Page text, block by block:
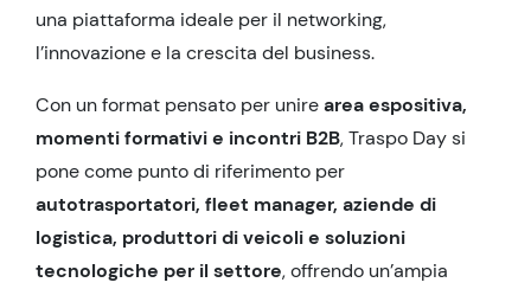
una piattaforma ideale per il networking,
l’innovazione e la crescita del business.
Con un format pensato per unirearea espositiva,
momenti formativi e incontri B2B, Traspo Day si
pone come punto di riferimento per
autotrasportatori, fleet manager, aziende di
logistica, produttori di veicoli e soluzioni
tecnologiche per il settore, offrendo un’ampia